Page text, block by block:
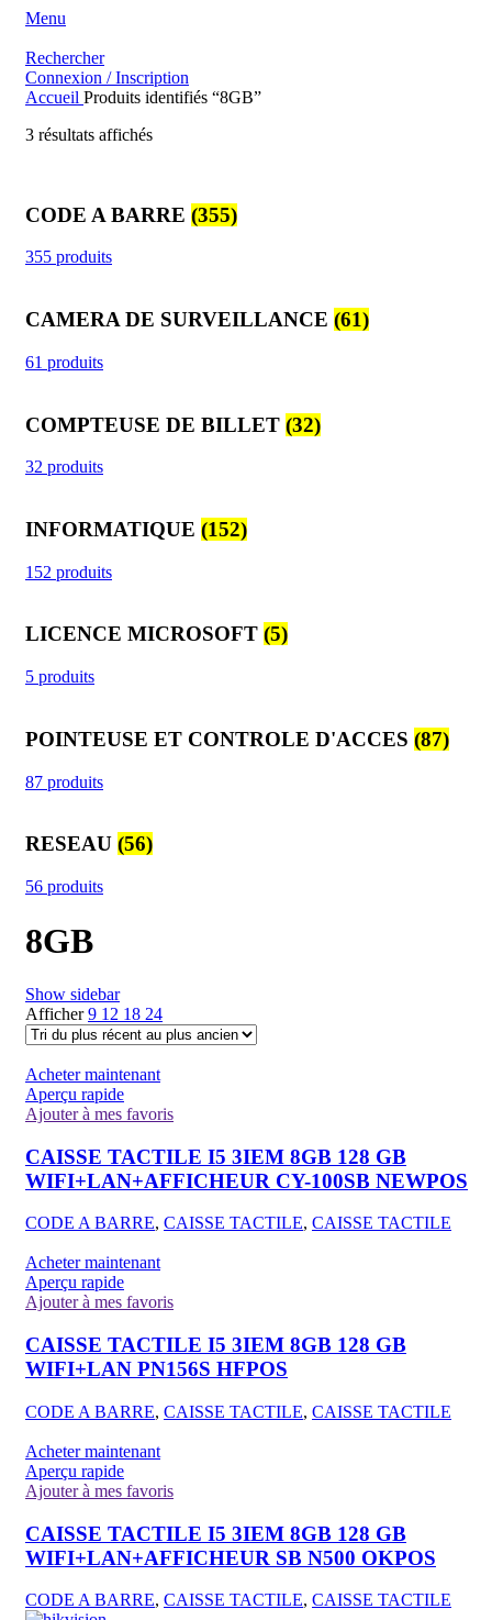
Menu
Rechercher
Connexion / Inscription
Accueil Produits identifiés “8GB”
3 résultats affichésTrié
au
CODE A BARRE (355)
355 produits
CAMERA DE SURVEILLANCE (61)
61 produits
COMPTEUSE DE BILLET (32)
32 produits
INFORMATIQUE (152)
152 produits
LICENCE MICROSOFT (5)
5 produits
POINTEUSE ET CONTROLE D'ACCES (87)
87 produits
RESEAU (56)
56 produits
8GB
Show sidebar
Afficher9 12 18 24
Acheter maintenant
Aperçu rapide
Ajouter à mes favoris
CAISSE TACTILE I5 3IEM 8GB 128 GB
WIFI+LAN+AFFICHEUR CY-100SB NEWPOS
CODE A BARRE, CAISSE TACTILE, CAISSE TACTILE
Acheter maintenant
Aperçu rapide
Ajouter à mes favoris
CAISSE TACTILE I5 3IEM 8GB 128 GB
WIFI+LAN PN156S HFPOS
CODE A BARRE, CAISSE TACTILE, CAISSE TACTILE
Acheter maintenant
Aperçu rapide
Ajouter à mes favoris
CAISSE TACTILE I5 3IEM 8GB 128 GB
WIFI+LAN+AFFICHEUR SB N500 OKPOS
CODE A BARRE, CAISSE TACTILE, CAISSE TACTILE